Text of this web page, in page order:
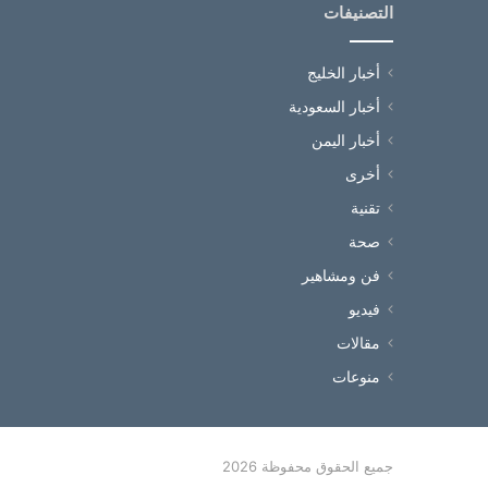
التصنيفات
أخبار الخليج
أخبار السعودية
أخبار اليمن
أخرى
تقنية
صحة
فن ومشاهير
فيديو
مقالات
منوعات
جميع الحقوق محفوظة 2026